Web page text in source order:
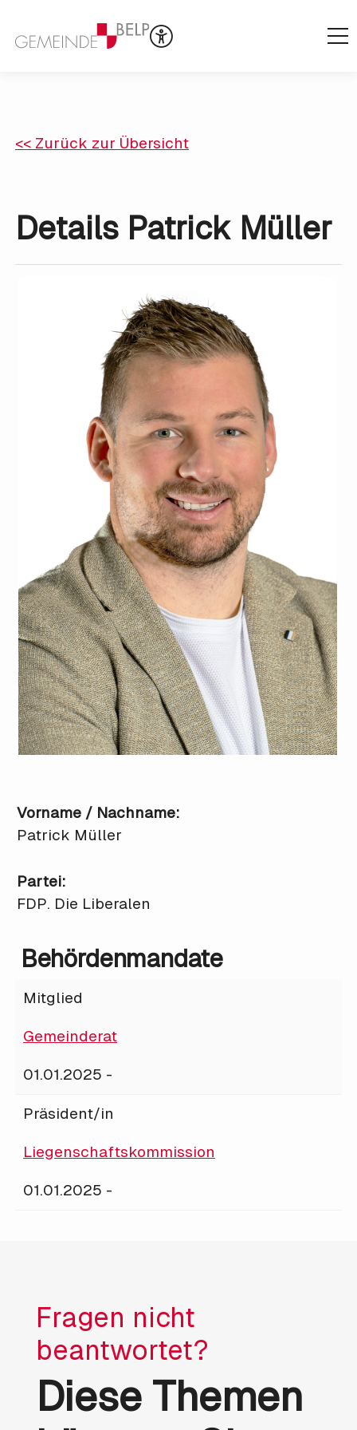
<< Zurück zur Übersicht
Details Patrick Müller
Vorname / Nachname:
Patrick Müller
Partei:
FDP. Die Liberalen
Behördenmandate
Mitglied
Gemeinderat
01.01.2025 -
Präsident/in
Liegenschaftskommission
01.01.2025 -
Fragen nicht
beantwortet?
Diese Themen